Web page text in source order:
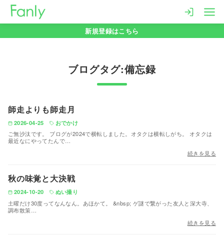
新規登録はこちら
備忘録
師走よりも師走月
2026-04-25
おでかけ
ご無沙汰です。 ブログが2024で横転しました。オタクは横転しがち。 オタクは
最近なにやってたんで…
続きを見る
秋の味覚と大決戦
2024-10-20
ぬい撮り
土曜だけ30度ってなんなん。あほかて。 &nbsp; ゲ謎で繋がった友人と深大寺、
調布散策…
続きを見る